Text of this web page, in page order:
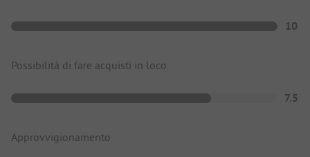
10
Possibilità di fare acquisti in loco
7.5
Approvvigionamento